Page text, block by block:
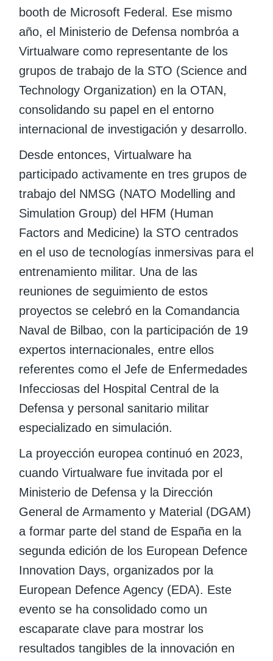
booth de Microsoft Federal. Ese mismo
año, el Ministerio de Defensa nombróa a
Virtualware como representante de los
grupos de trabajo de la STO (Science and
Technology Organization) en la OTAN,
consolidando su papel en el entorno
internacional de investigación y desarrollo.
Desde entonces, Virtualware ha
participado activamente en tres grupos de
trabajo del NMSG (NATO Modelling and
Simulation Group) del HFM (Human
Factors and Medicine) la STO centrados
en el uso de tecnologías inmersivas para el
entrenamiento militar. Una de las
reuniones de seguimiento de estos
proyectos se celebró en la Comandancia
Naval de Bilbao, con la participación de 19
expertos internacionales, entre ellos
referentes como el Jefe de Enfermedades
Infecciosas del Hospital Central de la
Defensa y personal sanitario militar
especializado en simulación.
La proyección europea continuó en 2023,
cuando Virtualware fue invitada por el
Ministerio de Defensa y la Dirección
General de Armamento y Material (DGAM)
a formar parte del stand de España en la
segunda edición de los European Defence
Innovation Days, organizados por la
European Defence Agency (EDA). Este
evento se ha consolidado como un
escaparate clave para mostrar los
resultados tangibles de la innovación en